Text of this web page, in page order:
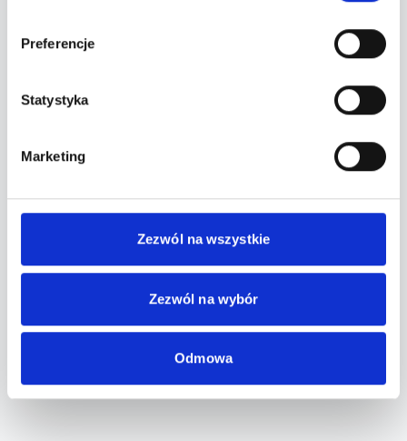
Preferencje
Statystyka
Marketing
Zezwól na wszystkie
Zezwól na wybór
Odmowa
Festiwal Między Polami
Osada Młyńska Roztoka-Brzeziny ,
od 0,00 zł